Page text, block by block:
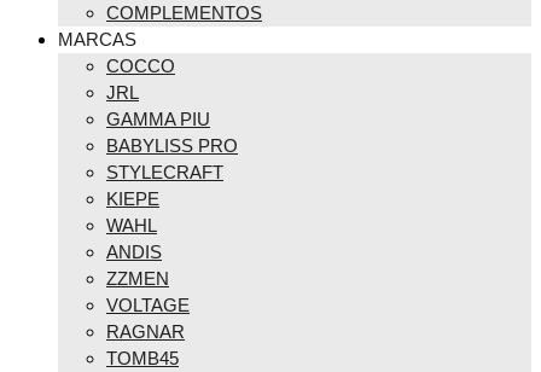
COMPLEMENTOS
MARCAS
COCCO
JRL
GAMMA PIU
BABYLISS PRO
STYLECRAFT
KIEPE
WAHL
ANDIS
ZZMEN
VOLTAGE
RAGNAR
TOMB45